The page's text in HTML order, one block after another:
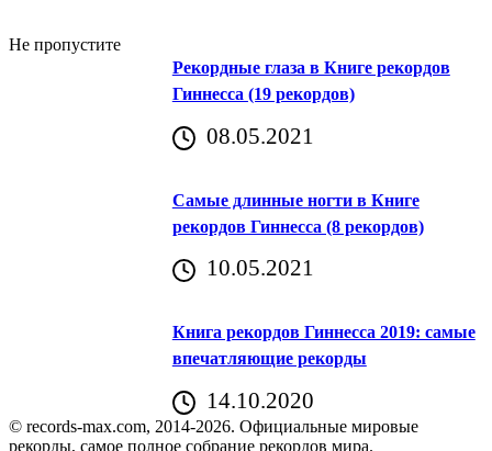
Не пропустите
Рекордные глаза в Книге рекордов
Гиннесса (19 рекордов)
08.05.2021
Самые длинные ногти в Книге
рекордов Гиннесса (8 рекордов)
10.05.2021
Книга рекордов Гиннесса 2019: самые
впечатляющие рекорды
14.10.2020
© records-max.com, 2014-2026. Официальные мировые
рекорды, самое полное собрание рекордов мира.